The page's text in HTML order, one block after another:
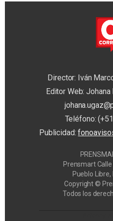
Director: Iván
Editor Web:
Teléfono:
Publicidad:
Prensmart
Pueblo
Copyright ©
Todos los